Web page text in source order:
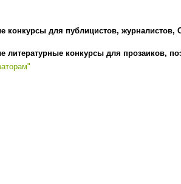
конкурсы для публицистов, журналистов,
литературные конкурсы для прозаиков,